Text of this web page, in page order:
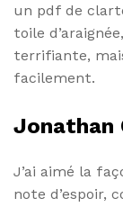
un pdf de
toile
terrifiante,
facilement.
Jonathan
J’ai aimé la
note d’espoir,